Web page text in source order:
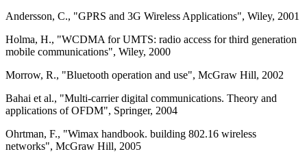
Andersson, C., "GPRS and 3G Wireless Applications", Wiley, 2001
Holma, H., "WCDMA for UMTS: radio access for third generation
mobile communications", Wiley, 2000
Morrow, R., "Bluetooth operation and use", McGraw Hill, 2002
Bahai et al., "Multi-carrier digital communications. Theory and
applications of OFDM", Springer, 2004
Ohrtman, F., "Wimax handbook. building 802.16 wireless
networks", McGraw Hill, 2005